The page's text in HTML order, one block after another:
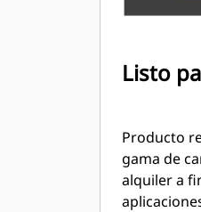
Listo
Producto
gama de
alquiler a